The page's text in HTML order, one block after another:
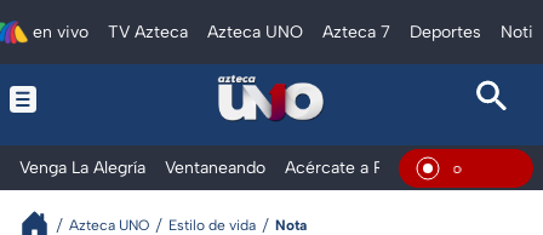
en vivo TV Azteca Azteca UNO Azteca 7 Deportes
Venga La Alegría Ventaneando Acércate a Rocío Al ExtremoEn Vivo
Azteca UNO Estilo de vida Nota